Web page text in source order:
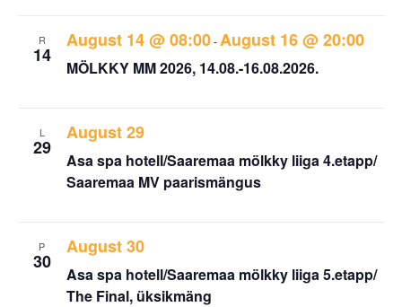
R
14
August 14 @ 08:00-August 16 @ 20:00
MÖLKKY MM 2026, 14.08.-16.08.2026.
L
29
August 29
Asa spa hotell/Saaremaa mölkky liiga 4.etapp/
Saaremaa MV paarismängus
P
30
August 30
Asa spa hotell/Saaremaa mölkky liiga 5.etapp/
The Final, üksikmäng